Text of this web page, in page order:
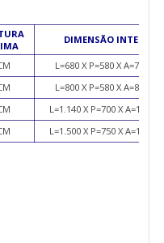
DIMENSÃO INTERNA
L=680 X P=580 X A=770
L=800 X P=580 X A=870
L=1.140 X P=700 X A=1170
L=1.500 X P=750 X A=1470